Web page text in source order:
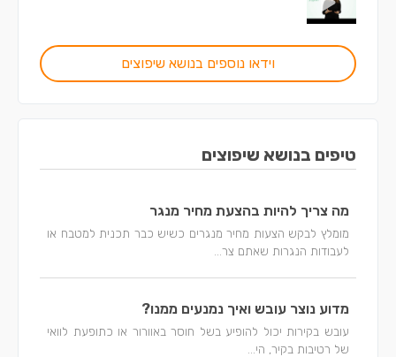
וידאו נוספים בנושא שיפוצים
טיפים בנושא שיפוצים
מה צריך להיות בהצעת מחיר מנגר
מומלץ לבקש הצעות מחיר מנגרים כשיש כבר תכנית למטבח או
לעבודות הנגרות שאתם צר...
מדוע נוצר עובש ואיך נמנעים ממנו?
עובש בקירות יכול להופיע בשל חוסר באוורור או כתופעת לוואי
של רטיבות בקיר, הי...